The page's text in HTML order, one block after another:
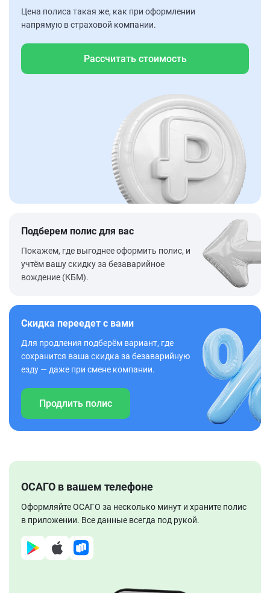
Цена полиса такая же, как при оформлении
напрямую в страховой компании.
Рассчитать стоимость
Подберем полис для вас
Покажем, где выгоднее оформить полис, и
учтём вашу скидку за безаварийное
вождение (КБМ).
Скидка переедет с вами
Для продления подберём вариант, где
сохранится ваша скидка за безаварийную
езду — даже при смене компании.
Продлить полис
ОСАГО в вашем телефоне
Оформляйте ОСАГО за несколько минут и храните полис
в приложении. Все данные всегда под рукой.